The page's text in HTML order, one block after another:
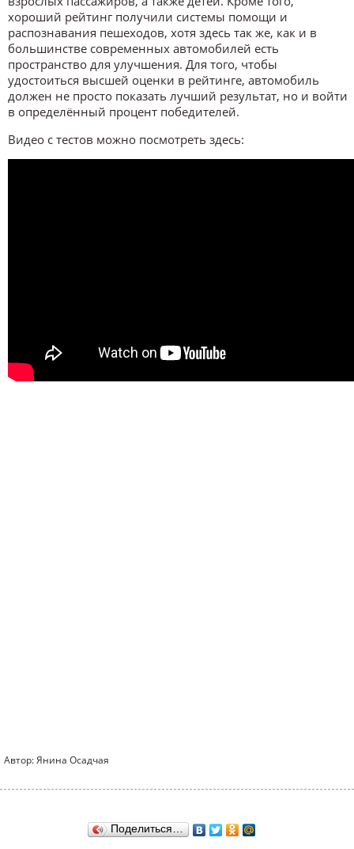
хороший рейтинг получили системы помощи и
распознавания пешеходов, хотя здесь так же, как и в
большинстве современных автомобилей есть
пространство для улучшения. Для того, чтобы
удостоиться высшей оценки в рейтинге, автомобиль
должен не просто показать лучший результат, но и войти
в определённый процент победителей.
Видео с тестов можно посмотреть здесь:
Автор: Янина Осадчая
Поделиться…